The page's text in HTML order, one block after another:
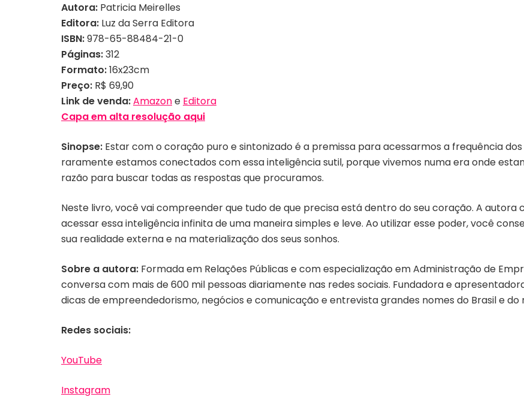
Autora: Patricia Meirelles
Editora: Luz da Serra Editora
ISBN:978-65-88484-21-0
Páginas:312
Formato:16x23cm
Preço: R$ 69,90
Link de venda:Amazone Editora
Capa em alta resolução aqui
Sinopse: Estar com o coração puro e sintonizado é a premissa para acessarmos a frequência
raramente estamos conectados com essa inteligência sutil, porque vivemos numa era onde
razão para buscar todas as respostas que procuramos.
Neste livro, você vai compreender que tudo de que precisa está dentro do seu coração. A autora
acessar essa inteligência infinita de uma maneira simples e leve. Ao utilizar esse poder, você
sua realidade externa e na materialização dos seus sonhos.
Sobre a autora: Formada em Relações Públicas e com especialização em Administração de
conversa com mais de 600 mil pessoas diariamente nas redes sociais. Fundadora e
dicas de empreendedorismo, negócios e comunicação e entrevista grandes nomes do Brasil e do
Redes sociais:
YouTube
Instagram